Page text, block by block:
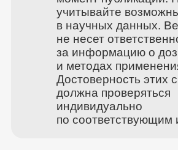
учитывайте
в научных данных.
не несет
за информацию о
и методах
Достоверность этих
должна проверяться
индивидуально
по соответствующим